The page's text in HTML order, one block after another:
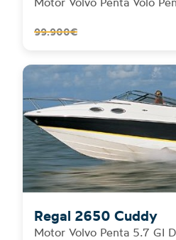
99.900€
Regal 2650 Cuddy
Motor Volvo Penta 5.7 GI